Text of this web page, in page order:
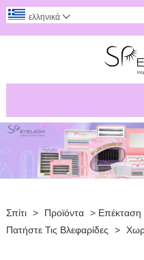
ελληνικά 
Σπίτι > Προϊόντα > Επέκταση
Πατήστε Τις Βλεφαρίδες
>